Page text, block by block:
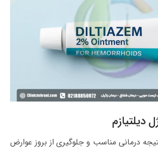
درمانی مناسب و جلوگیری از بروز عوارض